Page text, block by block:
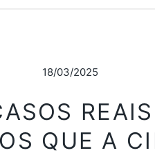
18/03/2025
QUE A